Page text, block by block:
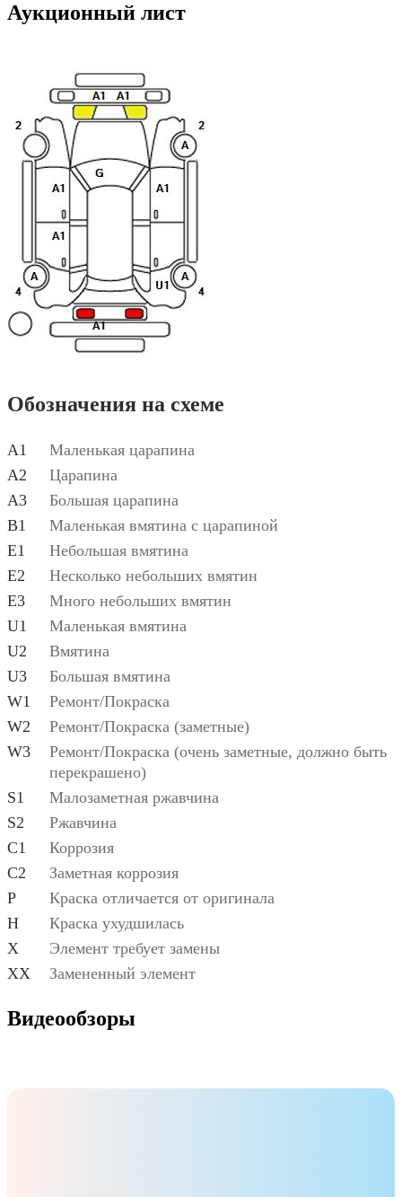
Аукционный лист
Обозначения на схеме
A1
Маленькая царапина
A2
Царапина
A3
Большая царапина
B1
Маленькая вмятина с царапиной
E1
Небольшая вмятина
E2
Несколько небольших вмятин
E3
Много небольших вмятин
U1
Маленькая вмятина
U2
Вмятина
U3
Большая вмятина
W1
Ремонт/Покраска
W2
Ремонт/Покраска (заметные)
W3
Ремонт/Покраска (очень заметные, должно быть
перекрашено)
S1
Малозаметная ржавчина
S2
Ржавчина
C1
Коррозия
C2
Заметная коррозия
P
Краска отличается от оригинала
H
Краска ухудшилась
X
Элемент требует замены
XX
Замененный элемент
Видеообзоры